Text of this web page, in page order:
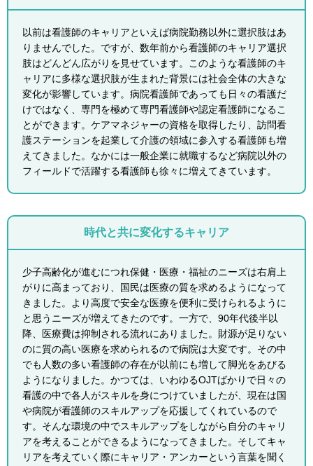
以前は看護師のキャリアといえば病院勤務以外に選択肢はあ
りませんでした。ですが、数年前から看護師のキャリア選択
肢はどんどん広がりを見せています。このような看護師のキ
ャリアに多様な選択肢が生まれた背景には社会全体の大きな
変化が影響しています。病院看護師であっても日々の看護だ
けではなく、専門を極めて専門看護師や認定看護師になるこ
とができます。ケアマネジャーの資格を取得したり、訪問看
護ステーションを起業して介護の領域に参入する看護師も増
えてきました。なかには一般企業に就職するなど病院以外の
フィールドで活躍する看護師も徐々に増えてきています。
時代と共に変化するキャリア
少子高齢化が進むにつれ保健・医療・福祉のニーズは右肩上
がりに高まっており、国民は医療の質を求めるようになって
きました。より高度で安全な医療を便利に受けられるように
と思うニーズが増えてきたのです。一方で、90年代後半以
降、医療費は抑制される流れにありました。財源が足りない
のに質の高い医療を求められるので病院は大変です。その中
でも人数の多い看護師の存在が以前にも増して脚光をあびる
ようになりました。かつては、いわゆるOJTばかりで日々の
看護の中で各人がスキルを身につけていましたが、現在は国
や病院が看護師のスキルアップを応援してくれているので
す。そんな環境の中でスキルアップをしながら自分のキャリ
アを考えることができるようになってきました。そしてキャ
リアを考えていく際にキャリア・アンカーという言葉を聞く